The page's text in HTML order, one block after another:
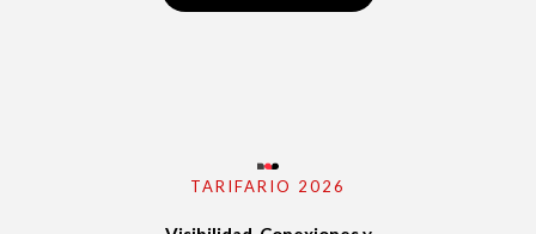
TARIFARIO 2026